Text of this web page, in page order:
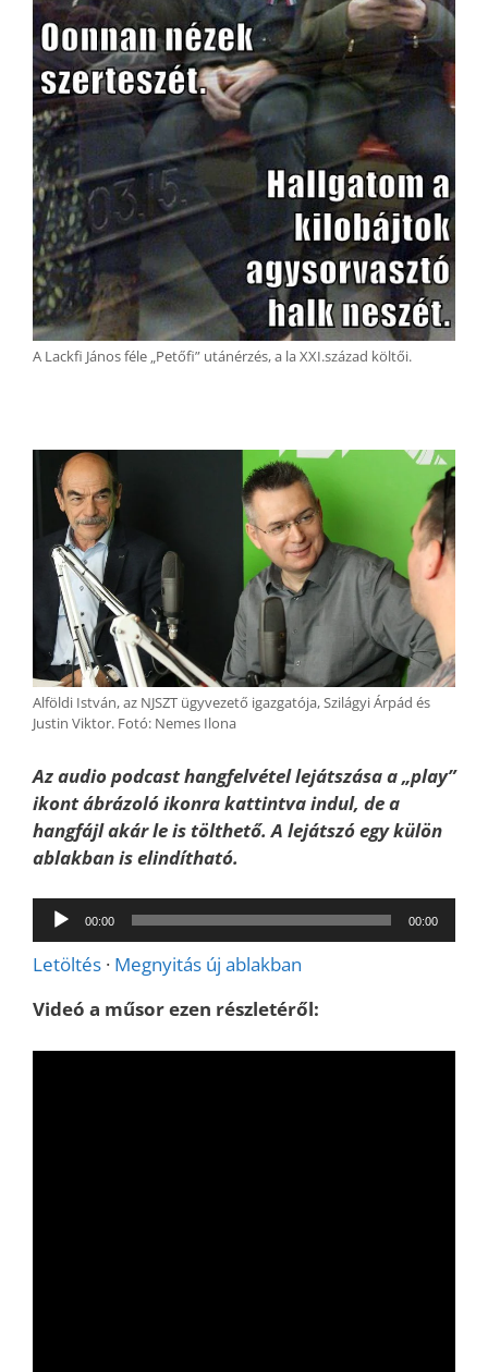
A Lackfi János féle „Petőfi” utánérzés, a la XXI.század költői.
Alföldi István, az NJSZT ügyvezető igazgatója, Szilágyi Árpád és
Justin Viktor. Fotó: Nemes Ilona
Az audio podcast hangfelvétel lejátszása a „play”
ikont ábrázoló ikonra kattintva indul, de a
hangfájl akár le is tölthető. A lejátszó egy külön
ablakban is elindítható.
Audió
lejátszó
00:00 00:00
Letöltés · Megnyitás új ablakban
Videó a műsor ezen részletéről: